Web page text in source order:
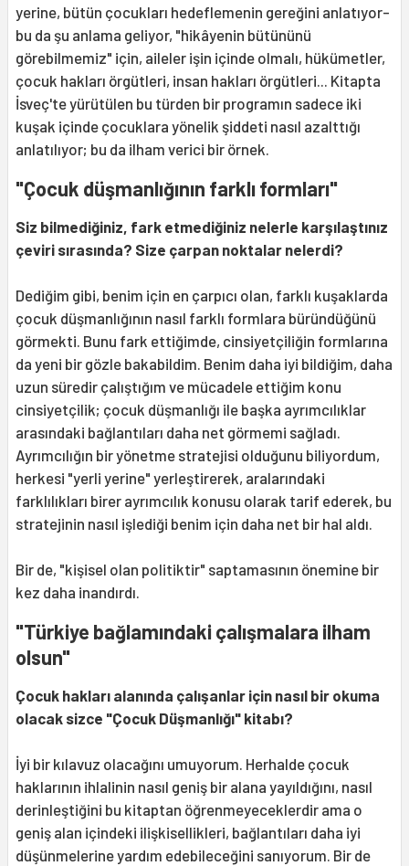
yerine, bütün çocukları hedeflemenin gereğini anlatıyor-
bu da şu anlama geliyor, "hikâyenin bütününü
görebilmemiz" için, aileler işin içinde olmalı, hükümetler,
çocuk hakları örgütleri, insan hakları örgütleri... Kitapta
İsveç'te yürütülen bu türden bir programın sadece iki
kuşak içinde çocuklara yönelik şiddeti nasıl azalttığı
anlatılıyor; bu da ilham verici bir örnek.
"Çocuk düşmanlığının farklı formları"
Siz bilmediğiniz, fark etmediğiniz nelerle karşılaştınız
çeviri sırasında? Size çarpan noktalar nelerdi?
Dediğim gibi, benim için en çarpıcı olan, farklı kuşaklarda
çocuk düşmanlığının nasıl farklı formlara büründüğünü
görmekti. Bunu fark ettiğimde, cinsiyetçiliğin formlarına
da yeni bir gözle bakabildim. Benim daha iyi bildiğim, daha
uzun süredir çalıştığım ve mücadele ettiğim konu
cinsiyetçilik; çocuk düşmanlığı ile başka ayrımcılıklar
arasındaki bağlantıları daha net görmemi sağladı.
Ayrımcılığın bir yönetme stratejisi olduğunu biliyordum,
herkesi "yerli yerine" yerleştirerek, aralarındaki
farklılıkları birer ayrımcılık konusu olarak tarif ederek, bu
stratejinin nasıl işlediği benim için daha net bir hal aldı.
Bir de, "kişisel olan politiktir" saptamasının önemine bir
kez daha inandırdı.
"Türkiye bağlamındaki çalışmalara ilham
olsun"
Çocuk hakları alanında çalışanlar için nasıl bir okuma
olacak sizce "Çocuk Düşmanlığı" kitabı?
İyi bir kılavuz olacağını umuyorum. Herhalde çocuk
haklarının ihlalinin nasıl geniş bir alana yayıldığını, nasıl
derinleştiğini bu kitaptan öğrenmeyeceklerdir ama o
geniş alan içindeki ilişkisellikleri, bağlantıları daha iyi
düşünmelerine yardım edebileceğini sanıyorum. Bir de